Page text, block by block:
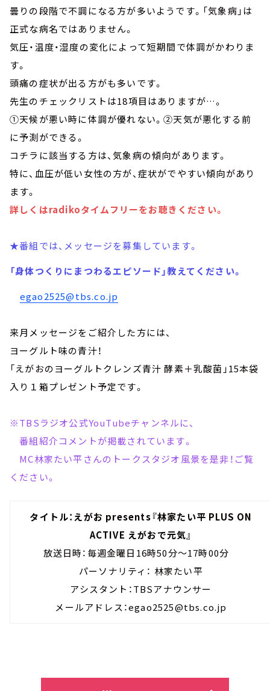
曇りの段階で不調になる方が多いようです。「気象病」は
正式な病名ではありません。
気圧・温度・湿度の変化によって短期間で体調がかわりま
す。
頭痛の症状が出る方がも多いです。
先生のチェックリストは18項目はありますが…。
①天候が悪い時に体調が優れない。②天気が悪化する前
に予測ができる。
コチラに該当する方は、気象病の傾向があります。
特に、血圧が低い女性の方が、症状がでやすい傾向があり
ます。
詳しくはradikoタイムフリーをお聴きください。
★番組では、メッセージを募集しています。
「身体つくりにまつわるエピソード」教えてください。
egao2525@tbs.co.jp
来月メッセージをご紹介した方には、
ヨーグルト味の青汁！
「えがおのヨーグルトクレンズ青汁 酵素＋乳酸菌」15本袋
入り１箱プレゼント予定です。
※TBSラジオ公式YouTubeチャンネルに、
番組紹介コメントが掲載されています。
MC林家たい平さんのトークスタジオ風景を是非！ご覧
ください。
タイトル：えがお presents『林家たい平 PLUS ON
ACTIVE えがおで元気』
放送日時：毎週金曜日16時50分～17時00分
パーソナリティ： 林家たい平
アシスタント：TBSアナウンサー
メールアドレス：egao2525@tbs.co.jp